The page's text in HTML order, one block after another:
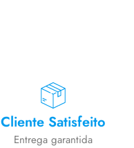
Cliente Satisfeito
Entrega garantida